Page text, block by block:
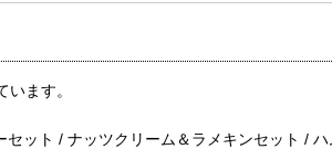
ます。
ット / ナッツクリーム＆ラメキンセット /